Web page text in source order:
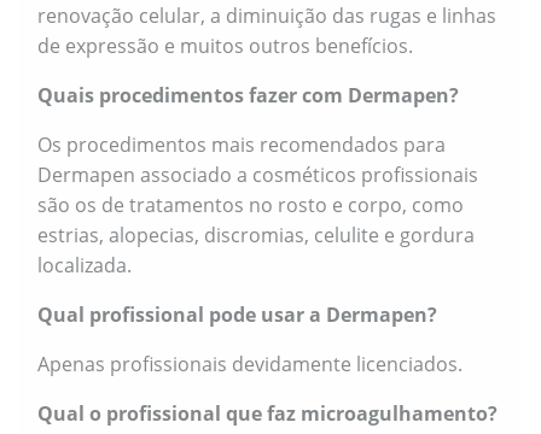
renovação celular, a diminuição das rugas e linhas
de expressão e muitos outros benefícios.
Quais procedimentos fazer com Dermapen?
Os procedimentos mais recomendados para
Dermapen associado a cosméticos profissionais
são os de tratamentos no rosto e corpo, como
estrias, alopecias, discromias, celulite e gordura
localizada.
Qual profissional pode usar a Dermapen?
Apenas profissionais devidamente licenciados.
Qual o profissional que faz microagulhamento?